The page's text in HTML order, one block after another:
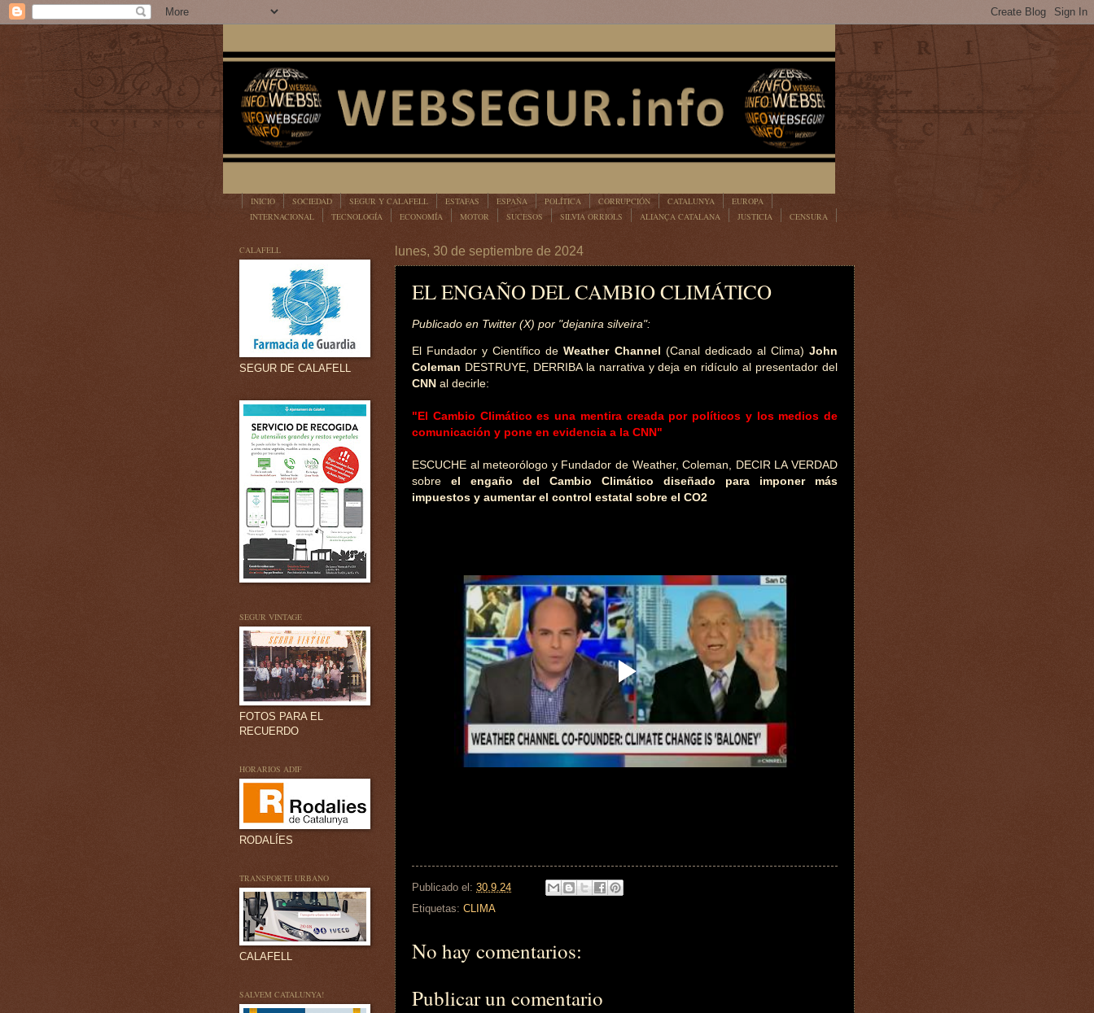
INICIO SOCIEDAD SEGUR Y CALAFELL ESTAFAS ESPAÑA POLÍTICA CORRUPCIÓN CATALUNYA
EUROPA
INTERNACIONAL
TECNOLOGÍA ECONOMÍA MOTOR SUCESOS SILVIA ORRIOLS ALIANÇA CATALANA JUSTICIA
CENSURA
lunes, 30 de septiembre de 2024
EL ENGAÑO DEL CAMBIO CLIMÁTICO
Publicado en Twitter (X) por "dejanira silveira":
El Fundador y Científico deWeather Channel (Canal dedicado al Clima)John
Coleman DESTRUYE, DERRIBA la narrativa y deja en ridículo al presentador del
CNN al decirle:
"El Cambio Climático es una mentira creada por políticos y los medios de
comunicación y pone en evidencia a la CNN"
ESCUCHE al meteorólogo y Fundador de Weather, Coleman, DECIR LA VERDAD
sobre el engaño del Cambio Climático diseñado para imponer más
impuestos y aumentar el control estatal sobre el CO2
Publicado el: 30.9.24
Etiquetas: CLIMA
No hay comentarios:
Publicar un comentario
CALAFELL
SEGUR DE CALAFELL
SEGUR VINTAGE
FOTOS PARA EL
RECUERDO
HORARIOS ADIF
RODALÍES
TRANSPORTE URBANO
CALAFELL
SALVEM CATALUNYA!